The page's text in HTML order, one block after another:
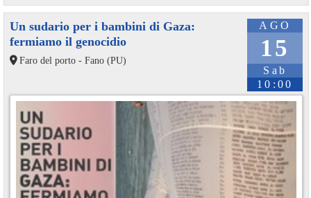
AGO
15
Sab
10:00
Un sudario per i bambini di Gaza:
fermiamo il genocidio
Faro del porto - Fano (PU)